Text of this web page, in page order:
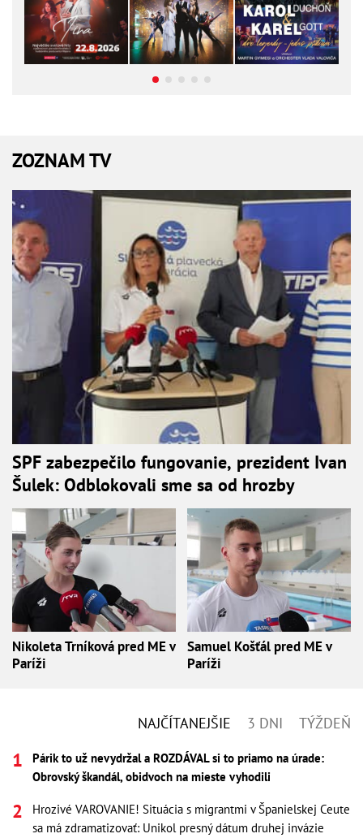
ZOZNAM TV
SPF zabezpečilo fungovanie, prezident Ivan
Šulek: Odblokovali sme sa od hrozby
Nikoleta Trníková pred ME v
Paríži
Samuel Košťál pred ME v
Paríži
NAJČÍTANEJŠIE 3 DNI TÝŽDEŇ
Párik to už nevydržal a ROZDÁVAL si to priamo na úrade:
Obrovský škandál, obidvoch na mieste vyhodili
Hrozivé VAROVANIE! Situácia s migrantmi v Španielskej Ceute
sa má zdramatizovať: Unikol presný dátum druhej invázie